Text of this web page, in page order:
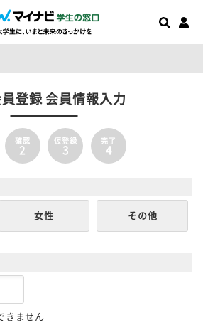
登録 会員情報入力
確認
2
仮登録
3
完了
4
女性 その他
きません